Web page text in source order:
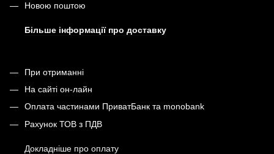
Новою поштою
Більше інформації про доставку
При отриманні
На сайті он-лайн
Оплата частинами ПриватБанк та monobank
Рахунок ТОВ з ПДВ
Докладніше про оплату